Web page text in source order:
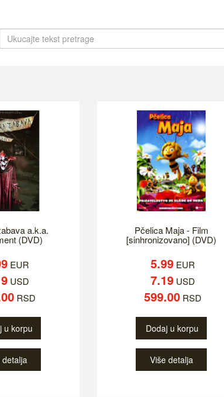
a.k.a.
(DVD)
EUR
USD
RSD
u korpu
detalja
Pčelica Maja - Film
[sinhronizovano] (DVD)
5.99 EUR
7.19 USD
599.00 RSD
Dodaj u korpu
Više detalja